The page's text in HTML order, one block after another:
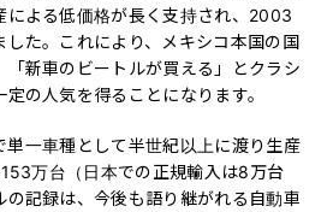
による低価格が長く支持され、2003
た。これにより、メキシコ本国の国
「新車のビートルが買える」とクラシ
の人気を得ることになります。
一車種として半世紀以上に渡り生産
万台（日本での正規輸入は8万台
の記録は、今後も語り継がれる自動車